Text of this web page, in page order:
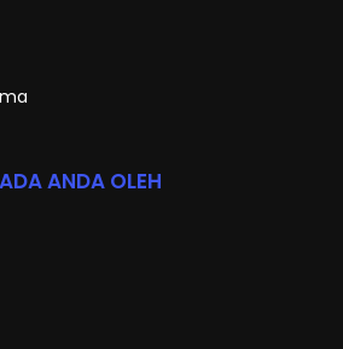
ANDA OLEH